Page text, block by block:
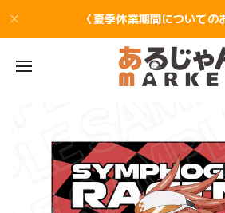
〈夏季休業期間についての